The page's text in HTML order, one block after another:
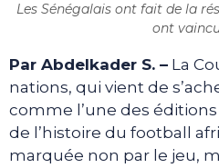
Les Sénégalais ont fait de la
ont
Par Abdelkader S. – La
nations, qui vient de
comme l’une des
de l’histoire du football
marquée non par le jeu,